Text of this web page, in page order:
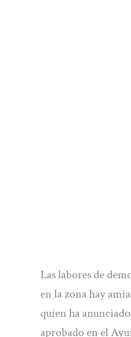
Las labores de
en la zona hay
quien ha
aprobado en el